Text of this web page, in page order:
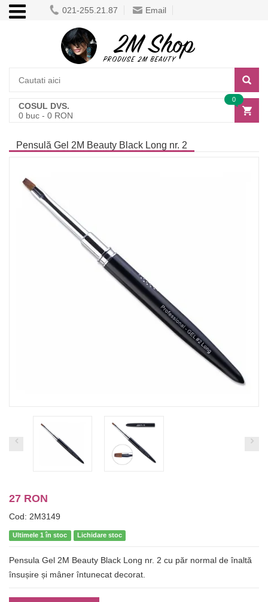
021-255.21.87 Email
COSUL DVS.
0 buc - 0 RON
0
Pensulă Gel 2M Beauty Black Long nr. 2
27 RON
Cod: 2M3149
Ultimele 1 în stoc Lichidare stoc
Pensula Gel 2M Beauty Black Long nr. 2 cu păr normal de înaltă
însușire și mâner întunecat decorat.